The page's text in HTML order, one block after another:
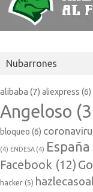
Nubarrones
alibaba (7) aliexpress (6)
Angeloso
bloqueo (6)
(4) ENDESA (4) España
Facebook (12)
hacker (5)